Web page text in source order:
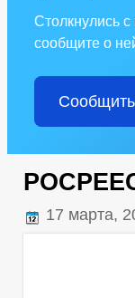
Столкнулись
сообщите о
17 марта,